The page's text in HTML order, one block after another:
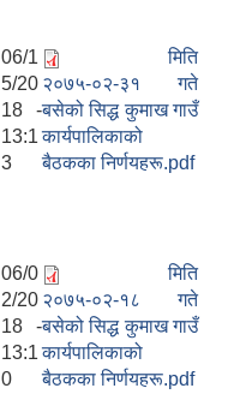
06/1
5/20
18 -
13:1
3
मिति
२०७५-०२-३१ गते
बसेको सिद्ध कुमाख गाउँ
कार्यपालिकाको
बैठकका निर्णयहरू.pdf
06/0
2/20
18 -
13:1
0
मिति
२०७५-०२-१८ गते
बसेको सिद्ध कुमाख गाउँ
कार्यपालिकाको
बैठकका निर्णयहरू.pdf